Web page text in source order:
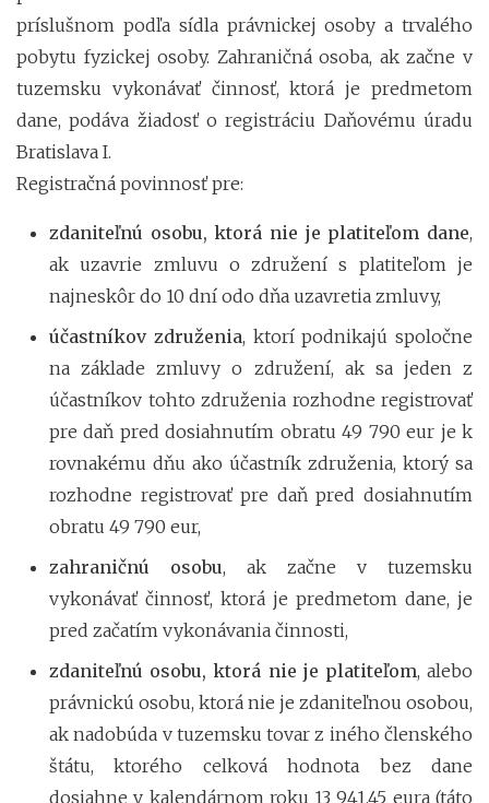
príslušnom podľa sídla právnickej osoby a trvalého
pobytu fyzickej osoby. Zahraničná osoba, ak začne v
tuzemsku vykonávať činnosť, ktorá je predmetom
dane, podáva žiadosť o registráciu Daňovému úradu
Bratislava I.
Registračná povinnosť pre:
zdaniteľnú osobu, ktorá nie je platiteľom dane,
ak uzavrie zmluvu o združení s platiteľom je
najneskôr do 10 dní odo dňa uzavretia zmluvy,
účastníkov združenia, ktorí podnikajú spoločne
na základe zmluvy o združení, ak sa jeden z
účastníkov tohto združenia rozhodne registrovať
pre daň pred dosiahnutím obratu 49 790 eur je k
rovnakému dňu ako účastník združenia, ktorý sa
rozhodne registrovať pre daň pred dosiahnutím
obratu 49 790 eur,
zahraničnú osobu, ak začne v tuzemsku
vykonávať činnosť, ktorá je predmetom dane, je
pred začatím vykonávania činnosti,
zdaniteľnú osobu, ktorá nie je platiteľom, alebo
právnickú osobu, ktorá nie je zdaniteľnou osobou,
ak nadobúda v tuzemsku tovar z iného členského
štátu, ktorého celková hodnota bez dane
dosiahne v kalendárnom roku 13 941,45 eura (táto